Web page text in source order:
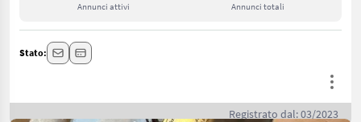
Annunci attivi Annunci totali
Stato:
Registrato dal: 03/2023